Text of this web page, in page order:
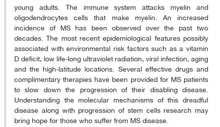
young adults. The immune system attacks myelin and
oligodendrocytes cells that make myelin. An increased
incidence of MS has been observed over the past two
decades. The most recent epidemiological features possibly
associated with environmental risk factors such as a vitamin
D deficit, low life-long ultraviolet radiation, viral infection, aging
and the high-latitude locations. Several effective drugs and
complimentary therapies have been provided for MS patients
to slow down the progression of their disabling disease.
Understanding the molecular mechanisms of this dreadful
disease along with progression of stem cells research may
bring hope for those who suffer from MS disease.